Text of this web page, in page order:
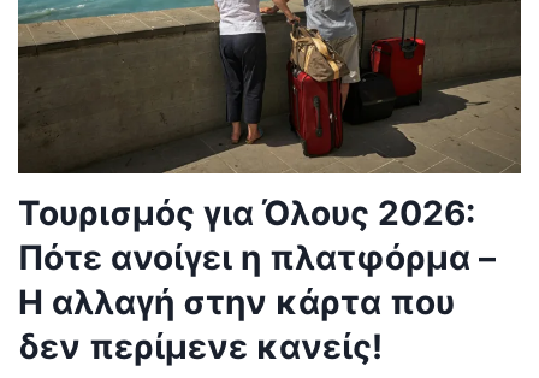
Τουρισμός για Όλους 2026:
Πότε ανοίγει η πλατφόρμα –
Η αλλαγή στην κάρτα που
δεν περίμενε κανείς!